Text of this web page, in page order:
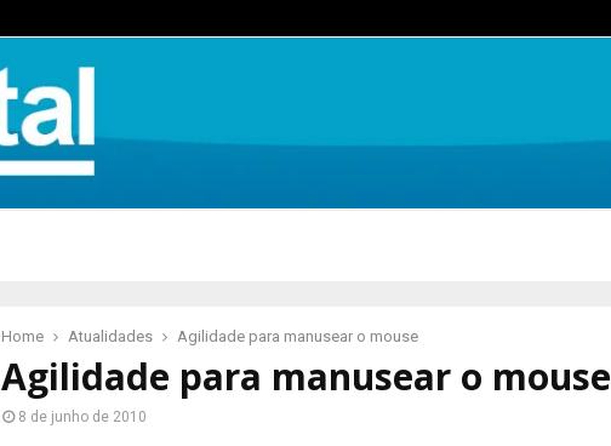
Home Atualidades Agilidade para manusear o mouse
Agilidade para manusear o mouse
8 de junho de 2010